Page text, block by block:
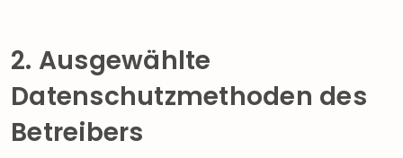
2. Ausgewählte
Datenschutzmethoden des
Betreibers